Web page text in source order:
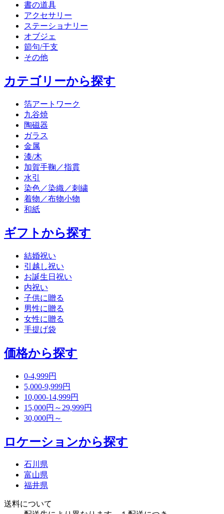
書の道具
アクセサリー
ステーショナリー
オブジェ
節句/干支
その他
カテゴリーから探す
箔アートワーク
九谷焼
陶磁器
ガラス
金属
漆/木
加賀手鞠／指貫
水引
染色／染織／刺繍
着物／布物小物
和紙
ギフトから探す
結婚祝い
引越し祝い
お誕生日祝い
内祝い
子供に贈る
男性に贈る
女性に贈る
手提げ袋
価格から探す
0-4,999円
5,000-9,999円
10,000-14,999円
15,000円～29,999円
30,000円～
ロケーションから探す
石川県
富山県
福井県
送料について